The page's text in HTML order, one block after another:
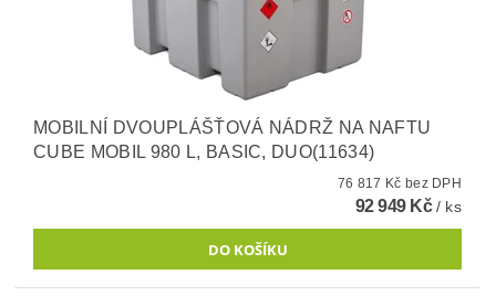
MOBILNÍ DVOUPLÁŠŤOVÁ NÁDRŽ NA NAFTU
CUBE MOBIL 980 L, BASIC, DUO(11634)
76 817 Kč bez DPH
92 949 Kč/ ks